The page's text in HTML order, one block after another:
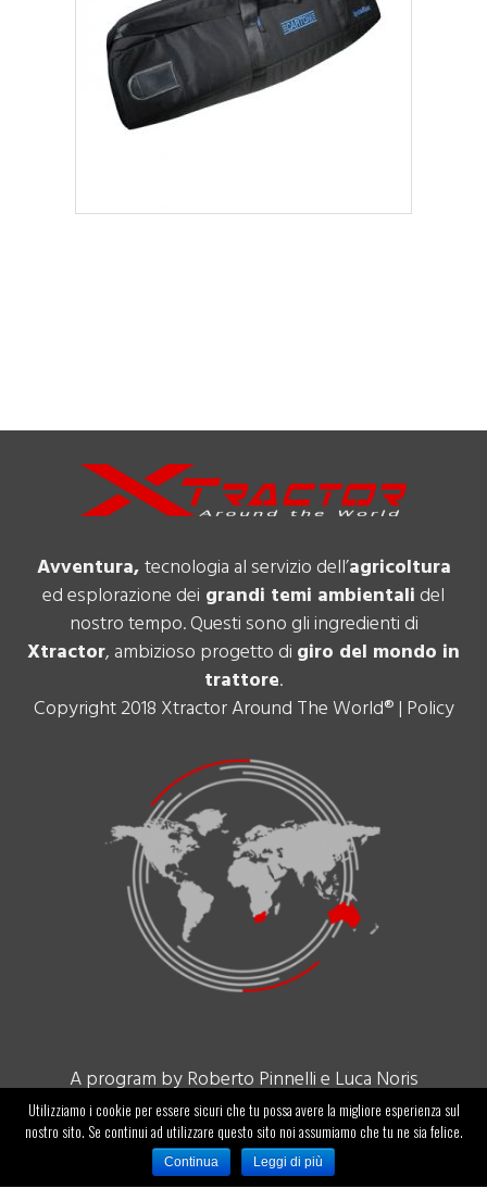
Avventura,tecnologia al servizio dell’agricoltura
ed esplorazione dei grandi temi ambientalidel
nostro tempo. Questi sono gli ingredienti di
Xtractor, ambizioso progetto di giro del mondo in
trattore.
Copyright 2018 Xtractor Around The World® | Policy
A program by Roberto Pinnelli e Luca Noris
ID-ENTITY SA
Via Corti, 5 – Balerna 6828
Info@identity.ch
Utilizziamo i cookie per essere sicuri che tu possa avere la migliore esperienza sul
nostro sito. Se continui ad utilizzare questo sito noi assumiamo che tu ne sia felice.
Continua Leggi di più